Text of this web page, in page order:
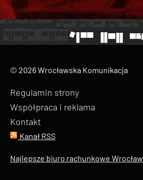
© 2026 Wrocławska Komunikacja
Regulamin strony
Współpraca i reklama
Kontakt
Kanał RSS
Najlepsze biuro rachunkowe Wrocław